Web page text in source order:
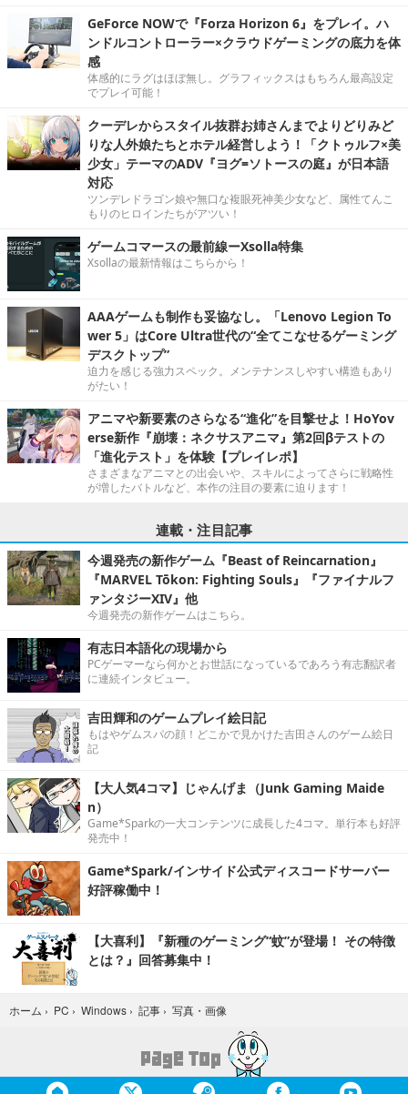
GeForce NOWで『Forza Horizon 6』をプレイ。ハ
ンドルコントローラー×クラウドゲーミングの底力を体
感
体感的にラグはほぼ無し。グラフィックスはもちろん最高設定
でプレイ可能！
クーデレからスタイル抜群お姉さんまでよりどりみど
りな人外娘たちとホテル経営しよう！「クトゥルフ×美
少女」テーマのADV『ヨグ=ソトースの庭』が日本語
対応
ツンデレドラゴン娘や無口な複眼死神美少女など、属性てんこ
もりのヒロインたちがアツい！
ゲームコマースの最前線ーXsolla特集
Xsollaの最新情報はこちらから！
AAAゲームも制作も妥協なし。「Lenovo Legion To
wer 5」はCore Ultra世代の“全てこなせるゲーミング
デスクトップ”
迫力を感じる強力スペック。メンテナンスしやすい構造もあり
がたい！
アニマや新要素のさらなる“進化”を目撃せよ！HoYov
erse新作『崩壊：ネクサスアニマ』第2回βテストの
「進化テスト」を体験【プレイレポ】
さまざまなアニマとの出会いや、スキルによってさらに戦略性
が増したバトルなど、本作の注目の要素に迫ります！
連載・注目記事
今週発売の新作ゲーム『Beast of Reincarnation』
『MARVEL Tōkon: Fighting Souls』『ファイナルフ
ァンタジーXIV』他
今週発売の新作ゲームはこちら。
有志日本語化の現場から
PCゲーマーなら何かとお世話になっているであろう有志翻訳者
に連続インタビュー。
吉田輝和のゲームプレイ絵日記
もはやゲムスパの顔！どこかで見かけた吉田さんのゲーム絵日
記
【大人気4コマ】じゃんげま（Junk Gaming Maide
n）
Game*Sparkの一大コンテンツに成長した4コマ。単行本も好評
発売中！
Game*Spark/インサイド公式ディスコードサーバー
好評稼働中！
【大喜利】『新種のゲーミング“蚊”が登場！ その特徴
とは？』回答募集中！
ホーム › PC › Windows › 記事 › 写真・画像